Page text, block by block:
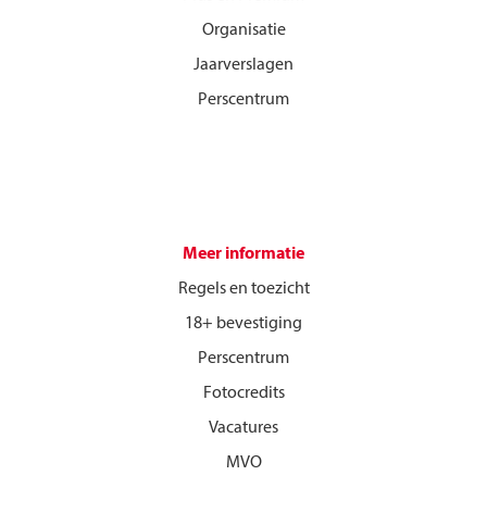
Organisatie
Jaarverslagen
Perscentrum
Meer informatie
Regels en toezicht
18+ bevestiging
Perscentrum
Fotocredits
Vacatures
MVO